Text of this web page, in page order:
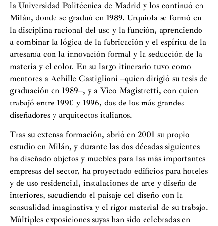
la Universidad Politécnica de Madrid y los continuó en
Milán, donde se graduó en 1989. Urquiola se formó en
la disciplina racional del uso y la función, aprendiendo
a combinar la lógica de la fabricación y el espíritu de la
artesanía con la innovación formal y la seducción de la
materia y el color. En su largo itinerario tuvo como
mentores a Achille Castiglioni –quien dirigió su tesis de
graduación en 1989–, y a Vico Magistretti, con quien
trabajó entre 1990 y 1996, dos de los más grandes
diseñadores y arquitectos italianos.
Tras su extensa formación, abrió en 2001 su propio
estudio en Milán, y durante las dos décadas siguientes
ha diseñado objetos y muebles para las más importantes
empresas del sector, ha proyectado edificios para hoteles
y de uso residencial, instalaciones de arte y diseño de
interiores, sacudiendo el paisaje del diseño con la
sensualidad imaginativa y el rigor material de su trabajo.
Múltiples exposiciones suyas han sido celebradas en